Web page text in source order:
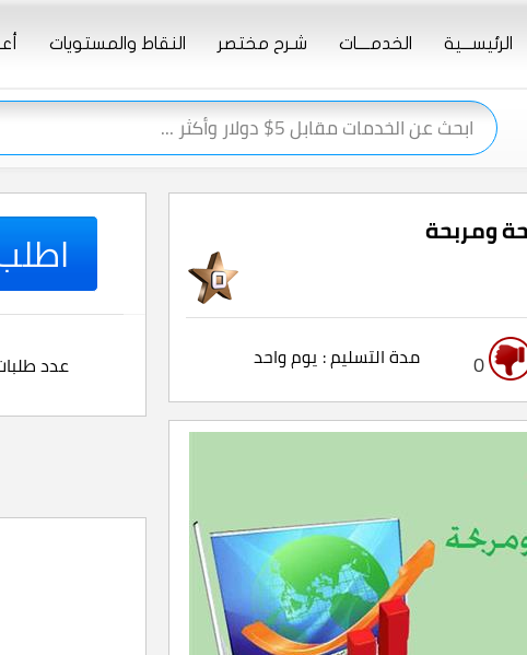
الرئيســـية الخدمــــات شـرح مختصر النقاط والمستويات
اطلب
عدد يوم واحد مدة التسليم : 0